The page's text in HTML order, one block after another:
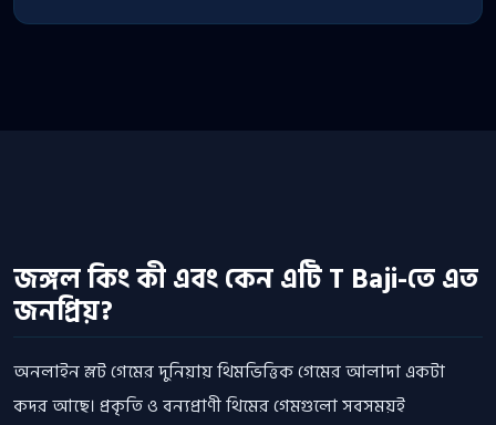
জঙ্গল কিং কী এবং কেন এটি T Baji-তে এত
জনপ্রিয়?
অনলাইন স্লট গেমের দুনিয়ায় থিমভিত্তিক গেমের আলাদা একটা
কদর আছে। প্রকৃতি ও বন্যপ্রাণী থিমের গেমগুলো সবসময়ই